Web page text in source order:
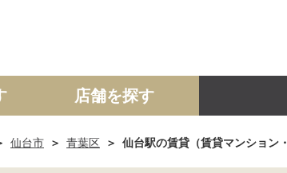
ンション 土地 事業投資用
店舗を探す
仙台市 青葉区 仙台駅の賃貸（賃貸マンション